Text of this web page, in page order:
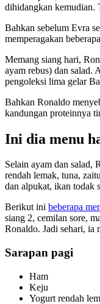
dihidangkan kemudian.
Bahkan sebelum Evra
memperagakan
Memang siang hari,
ayam rebus) dan salad.
pengoleksi lima gelar
Bahkan Ronaldo
kandungan proteinnya
Ini dia menu
Selain ayam dan salad,
rendah lemak, tuna,
dan alpukat, ikan todak
Berikut ini beberapa
siang 2, cemilan sore,
Ronaldo. Jadi sehari, ia
Sarapan pagi
Ham
Keju
Yogurt rendah